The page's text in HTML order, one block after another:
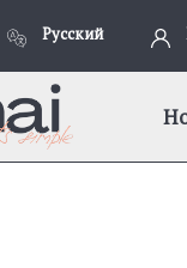
Русский